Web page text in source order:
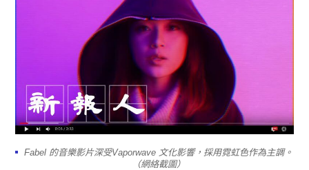
Fabel 的音樂影片深受Vaporwave 文化影響，採用霓虹色作為主調。
（網絡截圖）